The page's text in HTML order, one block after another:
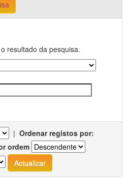
resultado da pesquisa.
| Ordenar registos por:
ordem